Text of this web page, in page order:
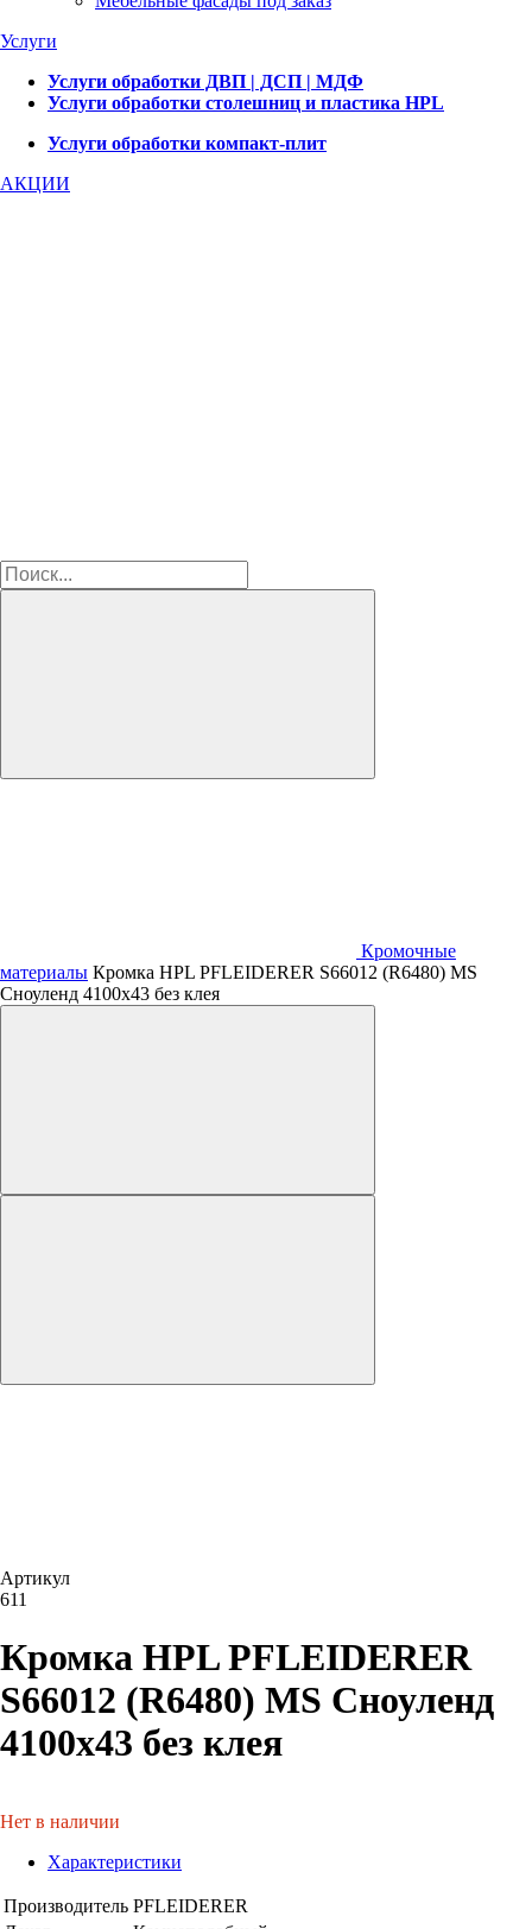
Услуги
Услуги обработки ДВП | ДСП | МДФ
Услуги обработки столешниц и пластика HPL
Услуги обработки компакт-плит
АКЦИИ
Кромочные
материалы Кромка HPL PFLEIDERER S66012 (R6480) MS
Сноуленд 4100х43 без клея
Артикул
611
Кромка HPL PFLEIDERER
S66012 (R6480) MS Сноуленд
4100х43 без клея
Нет в наличии
Характеристики
Производитель PFLEIDERER